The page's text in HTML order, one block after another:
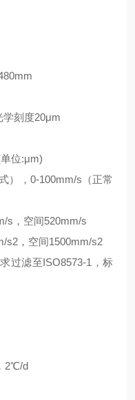
学刻度20μm
位:μm)
），0-100mm/s（正常
s，空间520mm/s
s2，空间1500mm/s2
过滤至ISO8573-1，标
2℃/d